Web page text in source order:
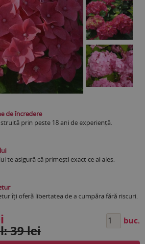
de încredere
prin peste 18 ani de experiență.
te asigură că primești exact ce ai ales.
îți oferă libertatea de a cumpăra fără riscuri.
39 lei
buc.